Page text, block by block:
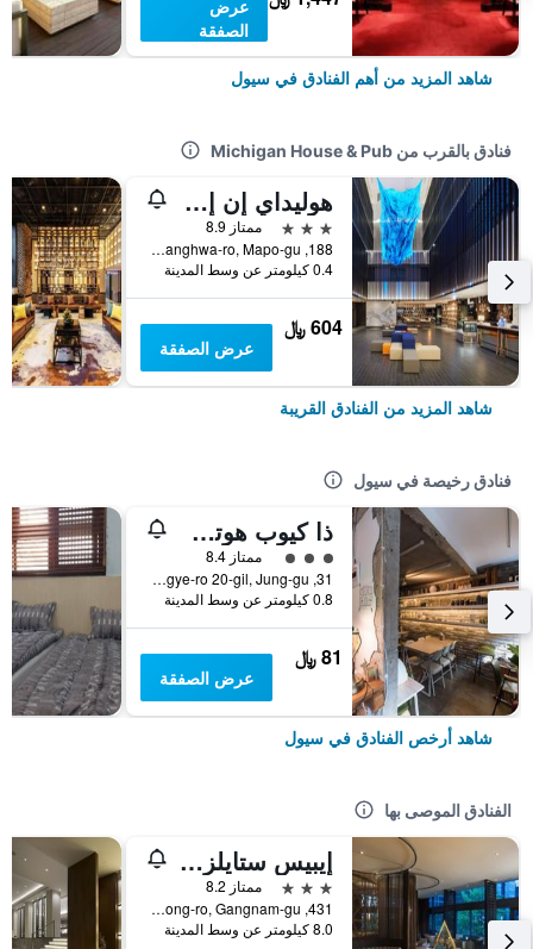
عرض
الصفقة
شاهد المزيد من أهم الفنادق في سيول
فنادق بالقرب من Michigan House & Pub
هوليداي إن إكسبرس سول هونجداي باي آيتش جي
3 نجوم
ممتاز 8.9
188, Yanghwa-ro, Mapo-gu, سيول, كوريا الجنوبية
0.4 كيلومتر عن وسط المدينة
604 ﷼
عرض الصفقة
شاهد المزيد من الفنادق القريبة
فنادق رخيصة في سيول
ذا كيوب هوتل - دار ضيافة
تقييم فئة 3ممتاز 8.4
31, Toegye-ro 20-gil, Jung-gu, سيول, كوريا الجنوبية
0.8 كيلومتر عن وسط المدينة
81 ﷼
عرض الصفقة
شاهد أرخص الفنادق في سيول
الفنادق الموصى بها
إيبيس ستايلز أمباسادور سيول غانغنام
3 نجوم
ممتاز 8.2
431, Samseong-ro, Gangnam-gu, سيول, كوريا الجنوبية
8.0 كيلومتر عن وسط المدينة